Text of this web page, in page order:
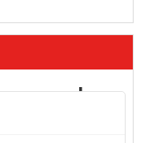
norske